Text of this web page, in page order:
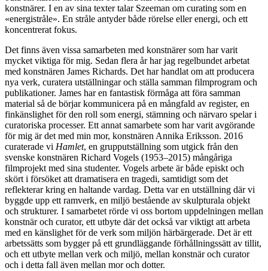
konstnärer. I en av sina texter talar Szeeman om curating som en
«energistråle». En stråle antyder både rörelse eller energi, och ett
koncentrerat fokus.
Det finns även vissa samarbeten med konstnärer som har varit
mycket viktiga för mig. Sedan flera år har jag regelbundet arbetat
med konstnären James Richards. Det har handlat om att producera
nya verk, curatera utställningar och ställa samman filmprogram och
publikationer. James har en fantastisk förmåga att föra samman
material så de börjar kommunicera på en mångfald av register, en
finkänslighet för den roll som energi, stämning och närvaro spelar i
curatoriska processer. Ett annat samarbete som har varit avgörande
för mig är det med min mor, konstnären Annika Eriksson. 2016
curaterade vi Hamlet, en grupputställning som utgick från den
svenske konstnären Richard Vogels (1953–2015) mångåriga
filmprojekt med sina studenter. Vogels arbete är både episkt och
skört i försöket att dramatisera en tragedi, samtidigt som det
reflekterar kring en haltande vardag. Detta var en utställning där vi
byggde upp ett ramverk, en miljö bestående av skulpturala objekt
och strukturer. I samarbetet rörde vi oss bortom uppdelningen mellan
konstnär och curator, ett utbyte där det också var viktigt att arbeta
med en känslighet för de verk som miljön härbärgerade. Det är ett
arbetssätts som bygger på ett grundläggande förhållningssätt av tillit,
och ett utbyte mellan verk och miljö, mellan konstnär och curator
och i detta fall även mellan mor och dotter.